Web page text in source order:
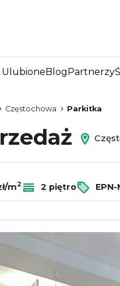
UlubioneBlogPartnerzy
Częstochowa Parkitka
m2 2 piętro